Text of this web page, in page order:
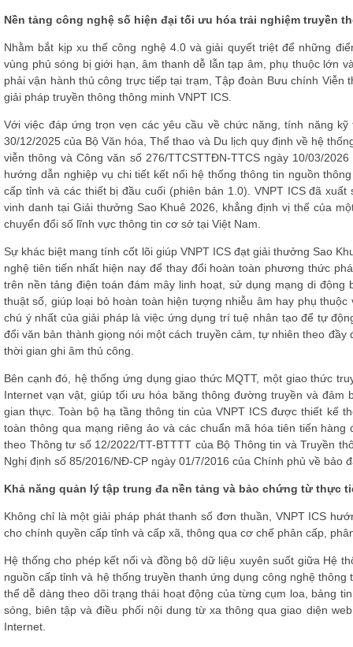
Nền tảng công nghệ số hiện đại tối ưu hóa trải nghiệm truyền
Nhằm bắt kịp xu thế công nghệ 4.0 và giải quyết triệt để những
vùng phủ sóng bị giới hạn, âm thanh dễ lẫn tạp âm, phụ thuộc lớn
phải vận hành thủ công trực tiếp tại trạm, Tập đoàn Bưu chính Viễn
giải pháp truyền thông thông minh VNPT ICS
Với việc đáp ứng trọn vẹn các yêu cầu về chức năng, tính năng
30/12/2025 của Bộ Văn hóa, Thể thao và Du lịch quy định về hệ
viễn thông và Công văn số 276/TTCSTTĐN-TTCS ngày 10/03/
hướng dẫn nghiệp vụ chi tiết kết nối hệ thống thông tin nguồn
cấp tỉnh và các thiết bị đầu cuối (phiên bản 1.0). VNPT ICS đã
vinh danh tại Giải thưởng Sao Khuê 2026, khẳng định vị thế của
chuyển đổi số lĩnh vực thông tin cơ sở tại Việt Nam.
Sự khác biệt mang tính cốt lõi giúp VNPT ICS đạt giải thưởng Sao
nghệ tiên tiến nhất hiện nay để thay đổi hoàn toàn phương thức
trên nền tảng điện toán đám mây linh hoạt, sử dụng mạng di
thuật số, giúp loại bỏ hoàn toàn hiện tượng nhiễu âm hay phụ
chú ý nhất của giải pháp là việc ứng dụng trí tuệ nhân tạo để tự
đổi văn bản thành giọng nói một cách truyền cảm, tự nhiên theo
thời gian ghi âm thủ công.
Bên cạnh đó, hệ thống ứng dụng giao thức MQTT, một giao thức
Internet vạn vật, giúp tối ưu hóa băng thông đường truyền và
gian thực. Toàn bộ hạ tầng thông tin của VNPT ICS được thiết kế
toàn thông qua mạng riêng ảo và các chuẩn mã hóa tiên tiến
theo Thông tư số 12/2022/TT-BTTTT của Bộ Thông tin và Truyền
Nghị định số 85/2016/NĐ-CP ngày 01/7/2016 của Chính phủ về bảo
Khả năng quản lý tập trung đa nền tảng và bảo chứng từ thực
Không chỉ là một giải pháp phát thanh số đơn thuần, VNPT ICS
cho chính quyền cấp tỉnh và cấp xã, thông qua cơ chế phân cấp,
Hệ thống cho phép kết nối và đồng bộ dữ liệu xuyên suốt giữa Hệ
nguồn cấp tỉnh và hệ thống truyền thanh ứng dụng công nghệ
thể dễ dàng theo dõi trạng thái hoạt động của từng cụm loa, bảng
sóng, biên tập và điều phối nội dung từ xa thông qua giao diện
Internet.